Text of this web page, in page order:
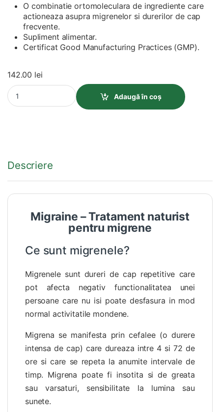
O combinatie ortomoleculara de ingrediente care
actioneaza asupra migrenelor si durerilor de cap
frecvente.
Supliment alimentar.
Certificat Good Manufacturing Practices (GMP).
142.00 lei
Migraine - 60 Capsule quantity
Adaugă în coș
Descriere
Migraine – Tratament naturist
pentru migrene
Ce sunt migrenele?
Migrenele sunt dureri de cap repetitive care
pot afecta negativ functionalitatea unei
persoane care nu isi poate desfasura in mod
normal activitatile mondene.
Migrena se manifesta prin cefalee (o durere
intensa de cap) care dureaza intre 4 si 72 de
ore si care se repeta la anumite intervale de
timp. Migrena poate fi insotita si de greata
sau varsaturi, sensibilitate la lumina sau
sunete.